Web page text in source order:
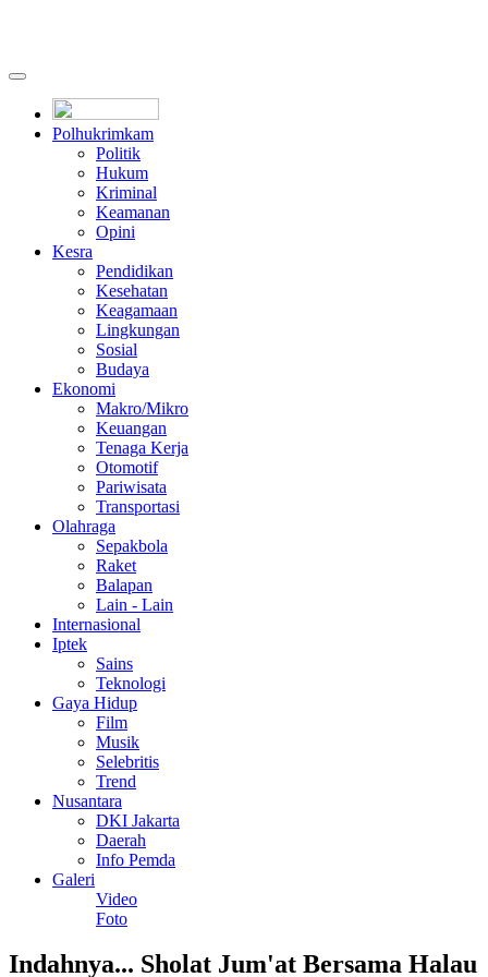
Polhukrimkam
Politik
Hukum
Kriminal
Keamanan
Opini
Kesra
Pendidikan
Kesehatan
Keagamaan
Lingkungan
Sosial
Budaya
Ekonomi
Makro/Mikro
Keuangan
Tenaga Kerja
Otomotif
Pariwisata
Transportasi
Olahraga
Sepakbola
Raket
Balapan
Lain - Lain
Internasional
Iptek
Sains
Teknologi
Gaya Hidup
Film
Musik
Selebritis
Trend
Nusantara
DKI Jakarta
Daerah
Info Pemda
Galeri
Video
Foto
Indahnya... Sholat Jum'at Bersama Halau